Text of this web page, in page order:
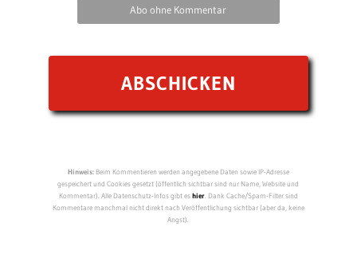
Abo ohne Kommentar
Hinweis:Beim Kommentieren werden angegebene Daten sowie IP-Adresse
gespeichert und Cookies gesetzt (öffentlich sichtbar sind nur Name, Website und
Kommentar). Alle Datenschutz-Infos gibt eshier. Dank Cache/Spam-Filter sind
Kommentare manchmal nicht direkt nach Veröffentlichung sichtbar (aber da, keine
Angst).